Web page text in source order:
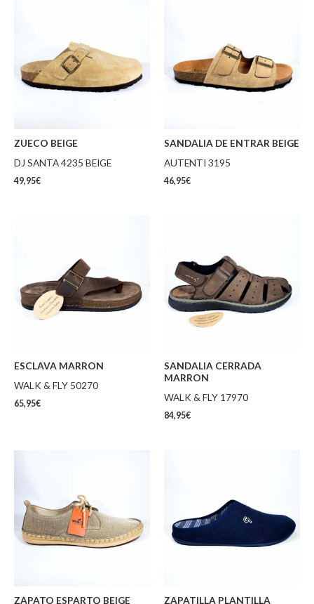
ZUECO BEIGE
DJ SANTA 4235 BEIGE
49,95€
SANDALIA DE ENTRAR BEIGE
AUTENTI 3195
46,95€
ESCLAVA MARRON
WALK & FLY 50270
65,95€
SANDALIA CERRADA
MARRON
WALK & FLY 17970
84,95€
ZAPATO ESPARTO BEIGE
ZAPATILLA PLANTILLA